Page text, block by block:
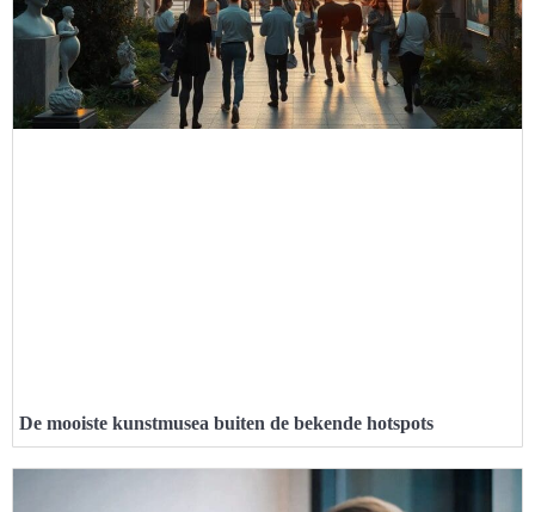
De mooiste kunstmusea buiten de bekende hotspots